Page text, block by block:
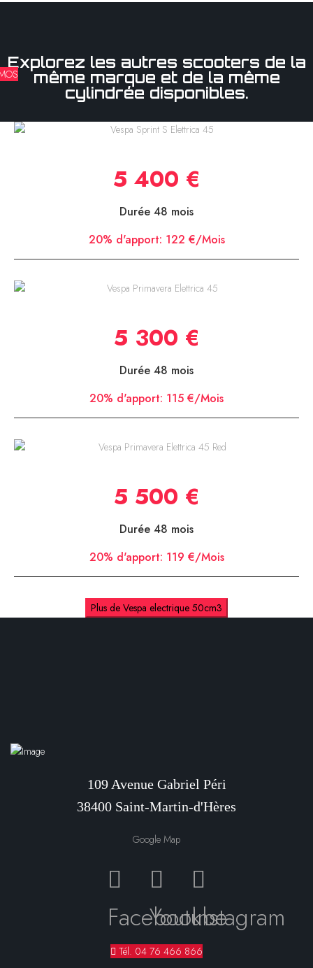
Explorez les autres scooters de la
même marque et de la même
cylindrée disponibles.
5 400 €
Durée 48 mois
20% d'apport: 122 €/Mois
5 300 €
Durée 48 mois
20% d'apport: 115 €/Mois
5 500 €
Durée 48 mois
20% d'apport: 119 €/Mois
Plus de Vespa electrique 50cm3
109 Avenue Gabriel Péri
38400 Saint-Martin-d'Hères
Google Map
Facebook
YoutubeInstagram
Tél. 04 76 466 866